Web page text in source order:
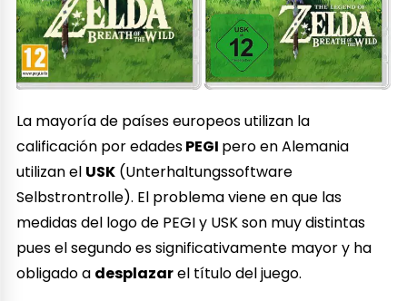
La mayoría de países europeos utilizan la
calificación por edadesPEGI pero en Alemania
utilizan el USK (Unterhaltungssoftware
Selbstrontrolle). El problema viene en que las
medidas del logo de PEGI y USK son muy distintas
pues el segundo es significativamente mayor y ha
obligado a desplazarel título del juego.